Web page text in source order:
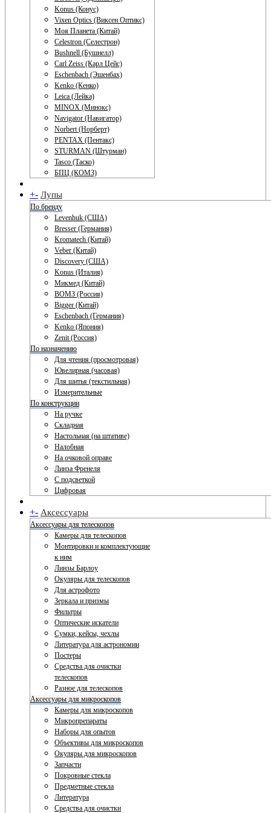
Konus (Конус)
Vixen Optics (Виксен Оптикс)
Моя Планета (Китай)
Celestron (Селестрон)
Bushnell (Бушнелл)
Carl Zeiss (Карл Цейс)
Eschenbach (Эшенбах)
Kenko (Кенко)
Leica (Лейка)
MINOX (Минокс)
Navigator (Навигатор)
Norbert (Норберт)
PENTAX (Пентакс)
STURMAN (Штурман)
Tasco (Таско)
БПЦ (КОМЗ)
+- Лупы
По бренду
Levenhuk (США)
Bresser (Германия)
Kromatech (Китай)
Veber (Китай)
Discovery (США)
Konus (Италия)
Микмед (Китай)
ВОМЗ (Россия)
Bigger (Китай)
Eschenbach (Германия)
Kenko (Япония)
Zenit (Россия)
По назначению
Для чтения (просмотровая)
Ювелирная (часовая)
Для шитья (текстильная)
Измерительные
По конструкции
На ручке
Складная
Настольная (на штативе)
Налобная
На очковой оправе
Линза Френеля
С подсветкой
Цифровая
+- Аксессуары
Аксессуары для телескопов
Камеры для телескопов
Монтировки и комплектующие
к ним
Линзы Барлоу
Окуляры для телескопов
Для астрофото
Зеркала и призмы
Фильтры
Оптические искатели
Сумки, кейсы, чехлы
Литература для астрономии
Постеры
Средства для очистки
телескопов
Разное для телескопов
Аксессуары для микроскопов
Камеры для микроскопов
Микропрепараты
Наборы для опытов
Объективы для микроскопов
Окуляры для микроскопов
Запчасти
Покровные стекла
Предметные стекла
Литература
Средства для очистки